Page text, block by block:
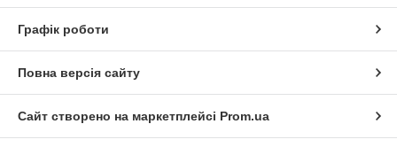
Графік роботи
Повна версія сайту
Сайт створено на маркетплейсі Prom.ua